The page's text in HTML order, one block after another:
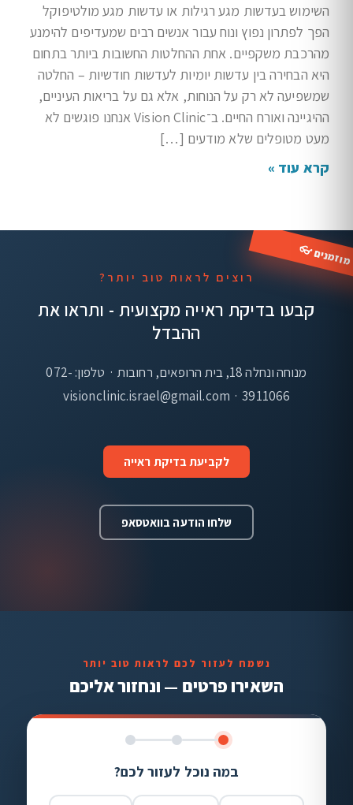
השימוש בעדשות מגע רגילות או עדשות מגע מולטיפוקל
הפך לפתרון נפוץ ונוח עבור אנשים רבים שמעדיפים להימנע
מהרכבת משקפיים. אחת ההחלטות החשובות ביותר בתחום
היא הבחירה בין עדשות יומיות לעדשות חודשיות – החלטה
שמשפיעה לא רק על הנוחות, אלא גם על בריאות העיניים,
ההיגיינה ואורח החיים. ב־Vision Clinic אנחנו פוגשים לא
מעט מטופלים שלא מודעים […]
קרא עוד »
רוצים לראות טוב יותר?
קבעו בדיקת ראייה מקצועית - ותראו את
ההבדל
מנוחה ונחלה 18, בית הרופאים, רחובות · טלפון: 072-
3911066 · visionclinic.israel@gmail.com
לקביעת בדיקת ראייה
שלחו הודעה בוואטסאפ
נשמח לעזור לכם לראות טוב יותר
השאירו פרטים — ונחזור אליכם
במה נוכל לעזור לכם?